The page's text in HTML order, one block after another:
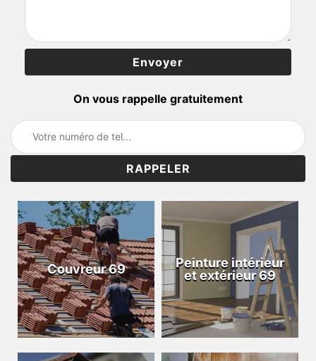
On vous rappelle gratuitement
Couvreur 69
Peinture intérieur
et extérieur 69